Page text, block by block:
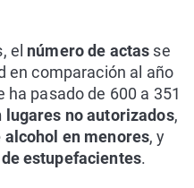
el número de actas se
en comparación al año
pasado de 600 a 351
lugares no autorizados,
alcohol en menores, y
estupefacientes.